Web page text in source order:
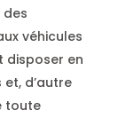
véhicules
disposer en
d’autre
toute